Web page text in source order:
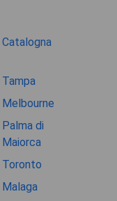
Catalogna
Tampa
Melbourne
Palma di
Maiorca
Toronto
Malaga